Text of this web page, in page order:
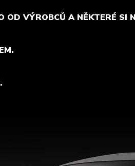
OD VÝROBCŮ A NĚKTERÉ SI